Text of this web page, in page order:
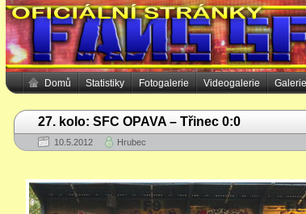
Domů Statistiky Fotogalerie Videogalerie Galerie
27. kolo: SFC OPAVA – Třinec 0:0
10.5.2012 Hrubec